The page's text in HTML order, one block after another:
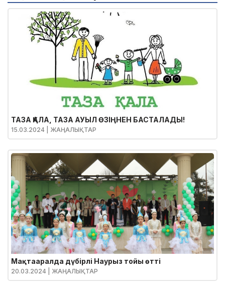
ТАЗА ҚАЛА, ТАЗА АУЫЛ ӨЗІҢНЕН БАСТАЛАДЫ!
15.03.2024 | ЖАҢАЛЫҚТАР
Мақтааралда дүбірлі Наурыз тойы өтті
20.03.2024 | ЖАҢАЛЫҚТАР